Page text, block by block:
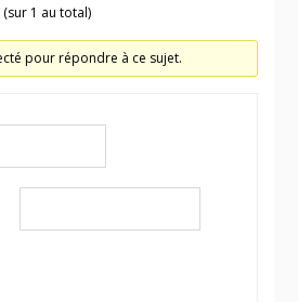
1 au total)
pour répondre à ce sujet.